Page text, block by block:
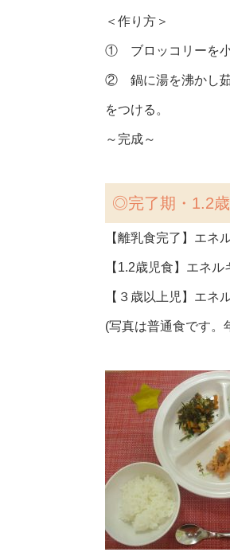
＜作り方＞
① ブロッコリーを小
② 鍋に湯を沸かし茹
をつける。
～完成～
◎完了期・1.2
【離乳食完了】エ
【1.2歳児食】エネ
【３歳以上児】エ
(写真は普通食です。